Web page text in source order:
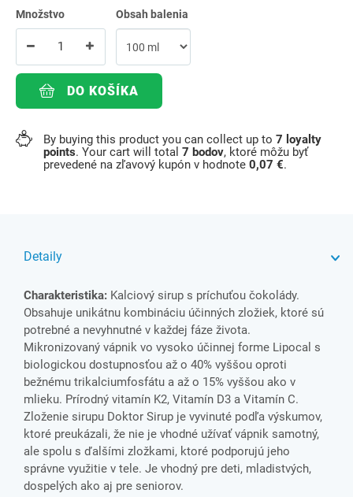
Množstvo Obsah balenia
DO KOŠÍKA
By buying this product you can collect up to 7 loyalty
points. Your cart will total 7 bodov, ktoré môžu byť
prevedené na zľavový kupón v hodnote 0,07 €.
Detaily
Charakteristika: Kalciový sirup s príchuťou čokolády.
Obsahuje unikátnu kombináciu účinných zložiek, ktoré sú
potrebné a nevyhnutné v každej fáze života.
Mikronizovaný vápnik vo vysoko účinnej forme Lipocal s
biologickou dostupnosťou až o 40% vyššou oproti
bežnému trikalciumfosfátu a až o 15% vyššou ako v
mlieku. Prírodný vitamín K2, Vitamín D3 a Vitamín C.
Zloženie sirupu Doktor Sirup je vyvinuté podľa výskumov,
ktoré preukázali, že nie je vhodné užívať vápnik samotný,
ale spolu s ďalšími zložkami, ktoré podporujú jeho
správne využitie v tele. Je vhodný pre deti, mladistvých,
dospelých ako aj pre seniorov.